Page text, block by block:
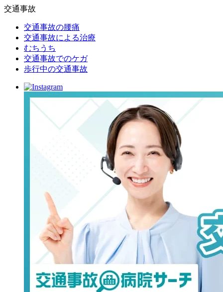
交通事故
交通事故の腰痛
交通事故による治療
むちうち
交通事故でのケガ
歩行中の交通事故